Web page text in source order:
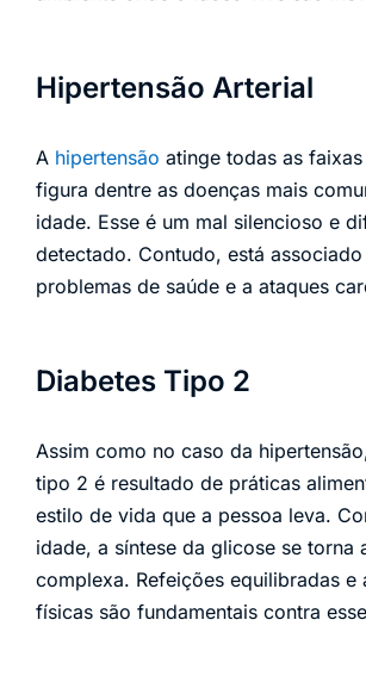
Hipertensão Arterial
A hipertensão atinge todas as
figura dentre as doenças mais
idade. Esse é um mal silencioso e
detectado. Contudo, está
problemas de saúde e a ataques
Diabetes Tipo 2
Assim como no caso da
tipo 2 é resultado de práticas
estilo de vida que a pessoa leva.
idade, a síntese da glicose se torna
complexa. Refeições equilibradas e
físicas são fundamentais contra